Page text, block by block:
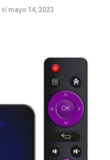
el mayo 14, 2023